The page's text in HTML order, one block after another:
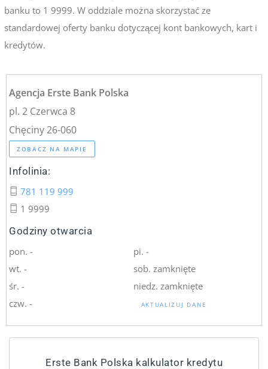
banku to 1 9999. W oddziale można skorzystać ze
standardowej oferty banku dotyczącej kont bankowych, kart i
kredytów.
Agencja Erste Bank Polska
pl. 2 Czerwca 8
Chęciny 26-060
ZOBACZ NA MAPIE
Infolinia:
781 119 999
1 9999
Godziny otwarcia
pon. -
wt. -
śr. -
czw. -
pi. -
sob. zamknięte
niedz. zamknięte
AKTUALIZUJ DANE
Erste Bank Polska kalkulator kredytu